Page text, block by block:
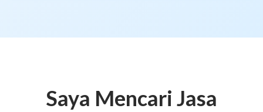
Saya Mencari Jasa